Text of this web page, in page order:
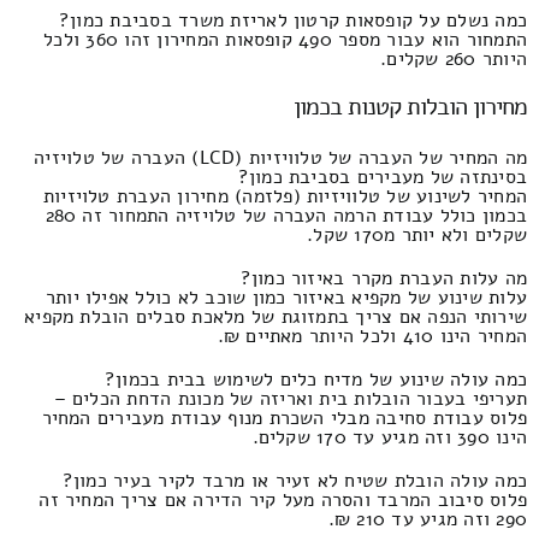
כמה נשלם על קופסאות קרטון לאריזת משרד בסביבת כמון?
התמחור הוא עבור מספר 490 קופסאות המחירון זהו 360 ולכל
היותר 260 שקלים.
מחירון הובלות קטנות בכמון
מה המחיר של העברה של טלוויזיות (LCD) העברה של טלויזיה
בסינתזה של מעבירים בסביבת כמון?
המחיר לשינוע של טלוויזיות (פלזמה) מחירון העברת טלויזיות
בכמון כולל עבודת הרמה העברה של טלויזיה התמחור זה 280
שקלים ולא יותר מ170 שקל.
מה עלות העברת מקרר באיזור כמון?
עלות שינוע של מקפיא באיזור כמון שוכב לא כולל אפילו יותר
שירותי הנפה אם צריך בתמזוגת של מלאכת סבלים הובלת מקפיא
המחיר הינו 410 ולכל היותר מאתיים ₪.
כמה עולה שינוע של מדיח כלים לשימוש בבית בכמון?
תעריפי בעבור הובלות בית ואריזה של מכונת הדחת הכלים –
פלוס עבודת סחיבה מבלי השכרת מנוף עבודת מעבירים המחיר
הינו 390 וזה מגיע עד 170 שקלים.
כמה עולה הובלת שטיח לא זעיר או מרבד לקיר בעיר כמון?
פלוס סיבוב המרבד והסרה מעל קיר הדירה אם צריך המחיר זה
290 וזה מגיע עד 210 ₪.